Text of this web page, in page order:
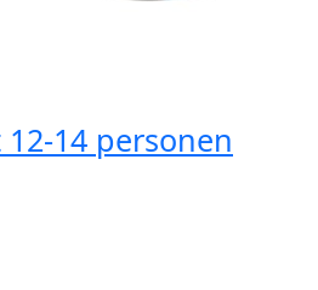
14 personen